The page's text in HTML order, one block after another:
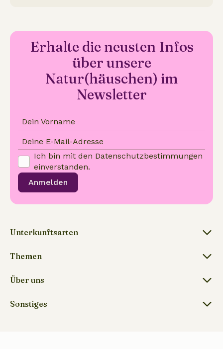
Erhalte die neusten Infos
über unsere
Natur(häuschen) im
Newsletter
Dein Vorname
Deine E-Mail-Adresse
Anmelden
Ich bin mit den Datenschutzbestimmungen
einverstanden.
Unterkunftsarten
Themen
Über uns
Sonstiges